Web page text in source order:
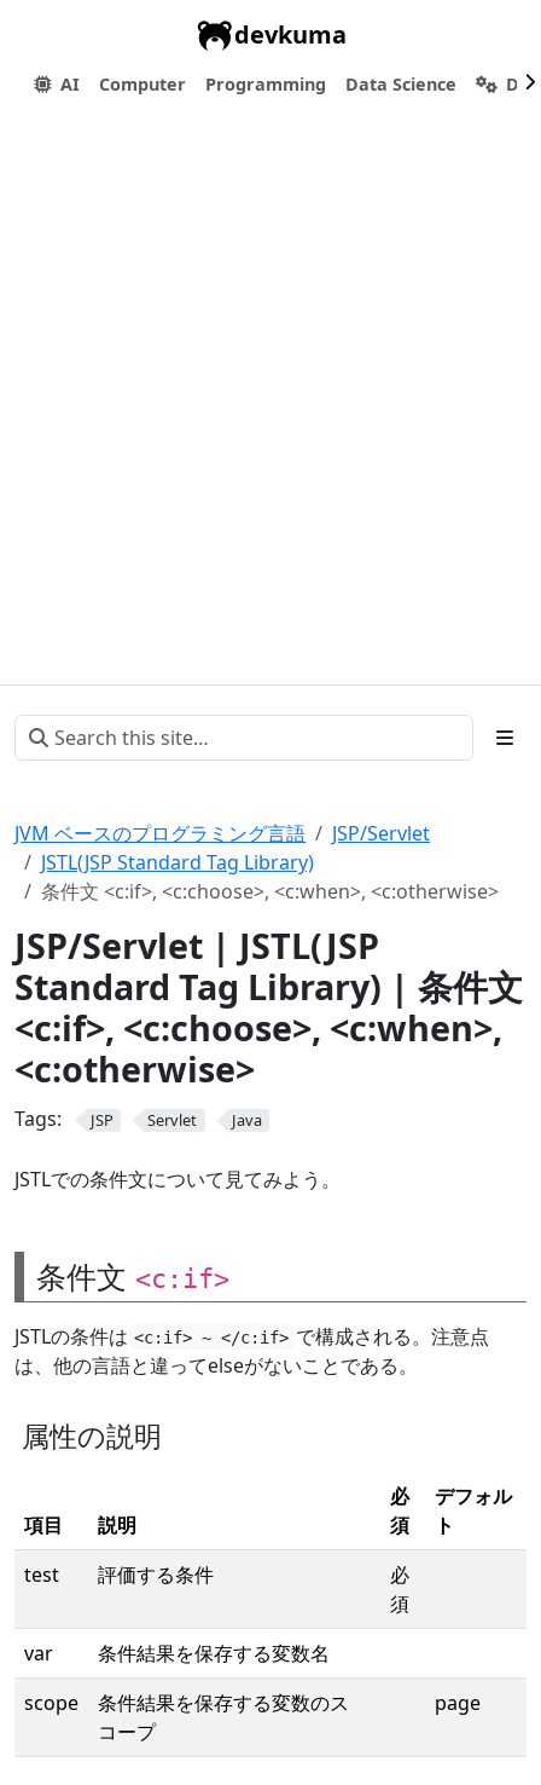
devkuma
AI Computer Programming Data Science
JVM ベースのプログラミング言語
JSP/Servlet
JSTL(JSP Standard Tag Library)
条件文 <c:if>, <c:choose>, <c:when>, <c:otherwise>
JSP/Servlet | JSTL(JSP
Standard Tag Library) | 条件文
<c:if>, <c:choose>, <c:when>,
<c:otherwise>
Tags: JSP Servlet Java
JSTLでの条件文について見てみよう。
条件文 <c:if>
JSTLの条件は <c:if> ~ </c:if> で構成される。注意点
は、他の言語と違ってelseがないことである。
属性の説明
項目 説明
必
須
デフォル
ト
test
評価する条件
必
須
var
条件結果を保存する変数名
scope
条件結果を保存する変数のス
コープ
page